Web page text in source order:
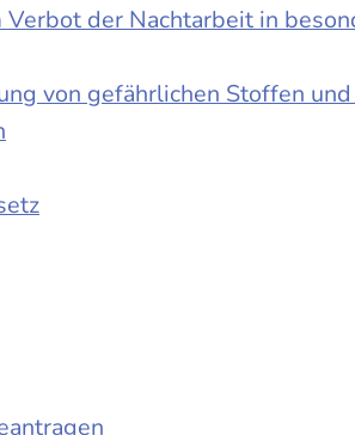
der Nachtarbeit in
von gefährlichen Stoffen